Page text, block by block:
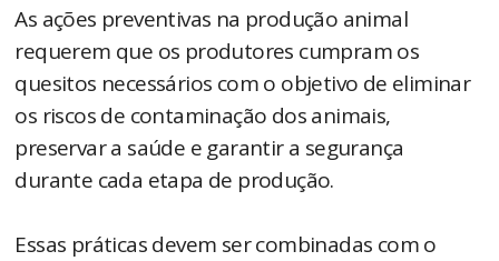
As ações preventivas na produção animal
requerem que os produtores cumpram os
quesitos necessários com o objetivo de eliminar
os riscos de contaminação dos animais,
preservar a saúde e garantir a segurança
durante cada etapa de produção.
Essas práticas devem ser combinadas com o